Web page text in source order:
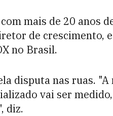
mais de 20 anos
de crescimento,
no Brasil.
disputa nas ruas. "A
vai ser
diz.